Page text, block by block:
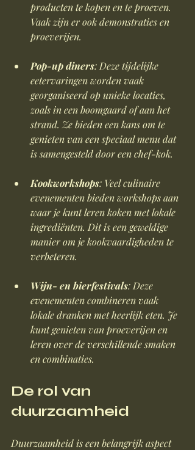
producten te kopen en te proeven.
Vaak zijn er ook demonstraties en
proeverijen.
Pop-up diners: Deze tijdelijke
eetervaringen worden vaak
georganiseerd op unieke locaties,
zoals in een boomgaard of aan het
strand. Ze bieden een kans om te
genieten van een speciaal menu dat
is samengesteld door een chef-kok.
Kookworkshops: Veel culinaire
evenementen bieden workshops aan
waar je kunt leren koken met lokale
ingrediënten. Dit is een geweldige
manier om je kookvaardigheden te
verbeteren.
Wijn- en bierfestivals: Deze
evenementen combineren vaak
lokale dranken met heerlijk eten. Je
kunt genieten van proeverijen en
leren over de verschillende smaken
en combinaties.
De rol van
duurzaamheid
Duurzaamheid is een belangrijk aspect